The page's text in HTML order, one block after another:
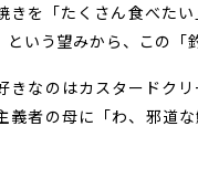
きを「たくさん食べた
いう望みから、この「
なのはカスタードク
義者の母に「わ、邪道